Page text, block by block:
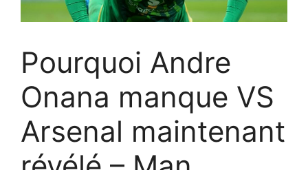
Pourquoi Andre
Onana manque VS
Arsenal maintenant